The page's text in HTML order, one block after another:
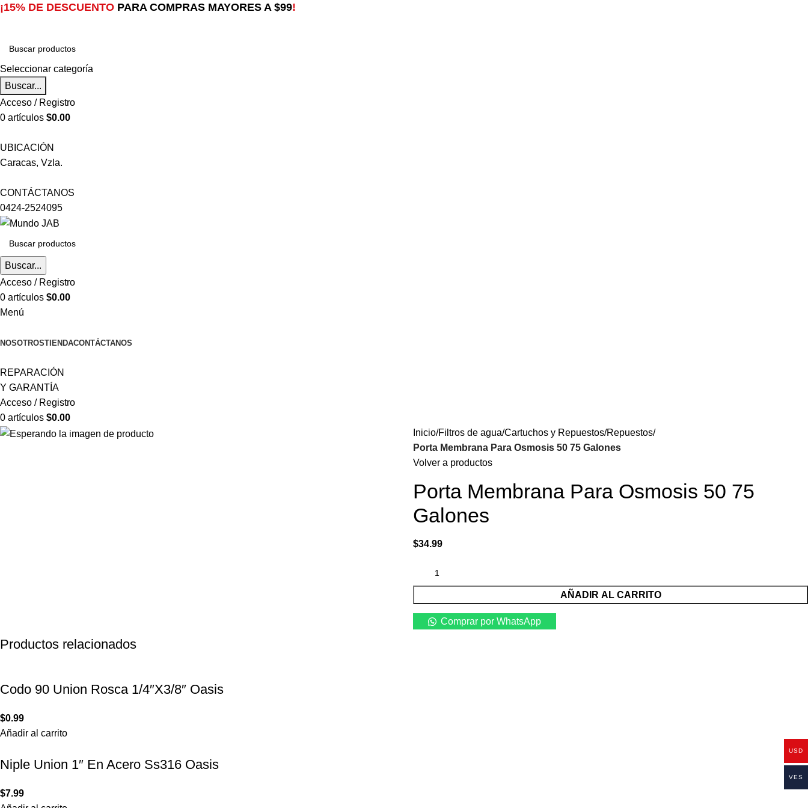
¡15% DE DESCUENTO PARA COMPRAS MAYORES A $99!
Seleccionar categoría
Buscar...
Acceso / Registro
0 artículos $0.00
UBICACIÓN
Caracas, Vzla.
CONTÁCTANOS
0424-2524095
Buscar...
Acceso / Registro
0 artículos $0.00
Menú
NOSOTROSTIENDACONTÁCTANOS
REPARACIÓN
Y GARANTÍA
Acceso / Registro
0 artículos $0.00
Inicio Filtros de agua Cartuchos y Repuestos Repuestos
Porta Membrana Para Osmosis 50 75 Galones
Volver a productos
Porta Membrana Para Osmosis 50 75
Galones
$34.99
AÑADIR AL CARRITO
Comprar por WhatsApp
Productos relacionados
Codo 90 Union Rosca 1/4″X3/8″ Oasis
$0.99
Añadir al carrito
Niple Union 1″ En Acero Ss316 Oasis
$7.99
USD
VES